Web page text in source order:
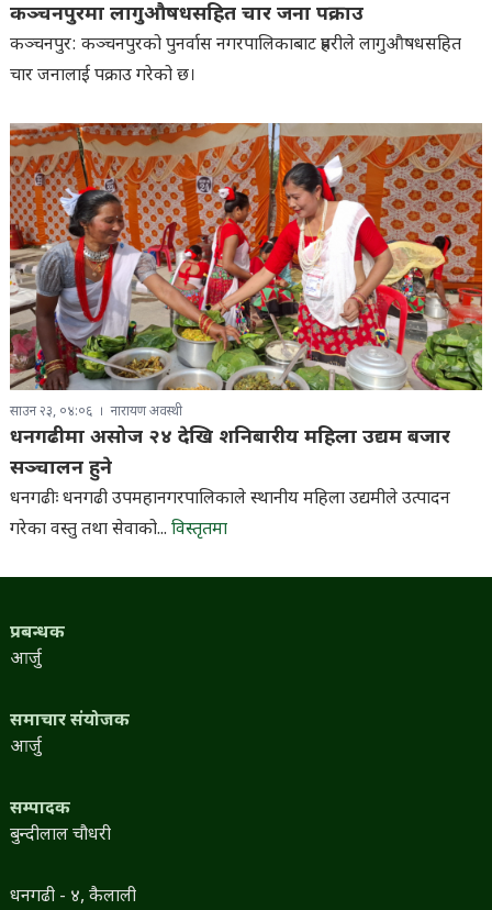
कञ्चनपुरमा लागुऔषधसहित चार जना पक्राउ
कञ्चनपुर: कञ्चनपुरको पुनर्वास नगरपालिकाबाट प्रहरीले लागुऔषधसहित
चार जनालाई पक्राउ गरेको छ।
साउन २३, ०४:०६ नारायण अवस्थी
धनगढीमा असोज २४ देखि शनिबारीय महिला उद्यम बजार
सञ्चालन हुने
धनगढीः धनगढी उपमहानगरपालिकाले स्थानीय महिला उद्यमीले उत्पादन
गरेका वस्तु तथा सेवाको... विस्तृतमा
प्रबन्धक
आर्जु
समाचार संयोजक
आर्जु
सम्पादक
बुन्दीलाल चौधरी
धनगढी - ४, कैलाली